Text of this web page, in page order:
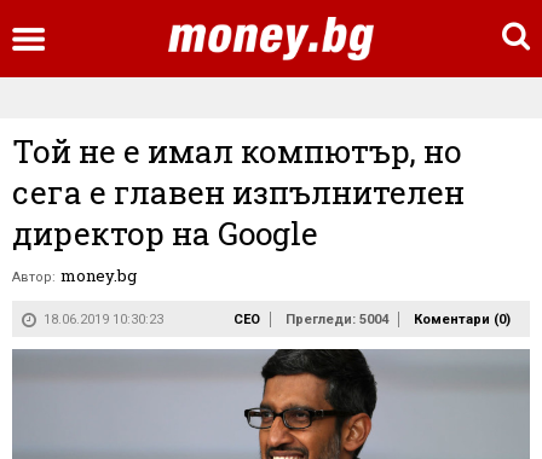
Той не е имал компютър, но
сега е главен изпълнителен
директор на Google
Автор: money.bg
18.06.2019 10:30:23 CEO Прегледи: 5004 Коментари (0)